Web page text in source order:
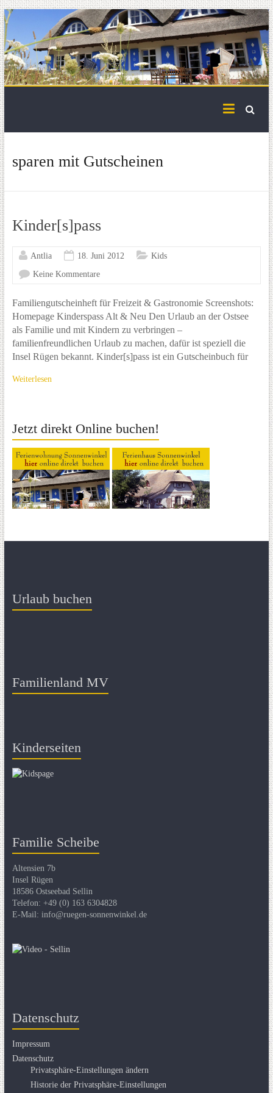
Skip
to
content
sparen mit Gutscheinen
Kinder[s]pass
Antlia 18. Juni 2012
Kids
Keine Kommentare
Familiengutscheinheft für Freizeit & Gastronomie Screenshots:
Homepage Kinderspass Alt & Neu Den Urlaub an der Ostsee
als Familie und mit Kindern zu verbringen –
familienfreundlichen Urlaub zu machen, dafür ist speziell die
Insel Rügen bekannt. Kinder[s]pass ist ein Gutscheinbuch für
Weiterlesen
Jetzt direkt Online buchen!
Urlaub buchen
Familienland MV
Kinderseiten
Familie Scheibe
Altensien 7b
Insel Rügen
18586 Ostseebad Sellin
Telefon: +49 (0) 163 6304828
E-Mail: info@ruegen-sonnenwinkel.de
Datenschutz
Impressum
Datenschutz
Privatsphäre-Einstellungen ändern
Historie der Privatsphäre-Einstellungen